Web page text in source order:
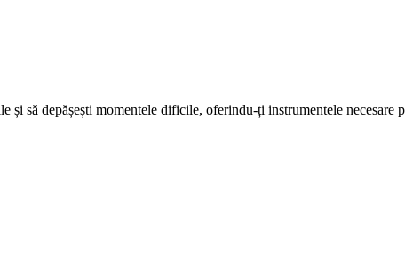
să depășești momentele dificile, oferindu-ți instrumentele necesare